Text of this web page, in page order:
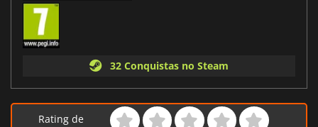
32 Conquistas no Steam
Rating de